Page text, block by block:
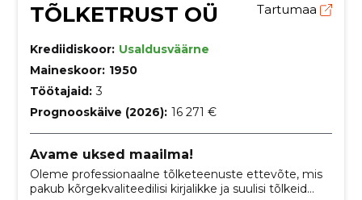
TÕLKETRUST OÜ Tartumaa
Krediidiskoor: Usaldusväärne
Maineskoor: 1950
Töötajaid: 3
Prognooskäive (2026): 16 271 €
Avame uksed maailma!
Oleme professionaalne tõlketeenuste ettevõte, mis
pakub kõrgekvaliteedilisi kirjalikke ja suulisi tõlkeid